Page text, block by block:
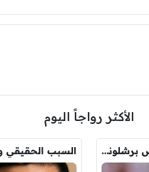
الأكثر رواجاً اليوم
عاجل : مانشستر سيتي يرفض عرض برشلونة الاول لضم رودري.. ويسخر من قيمته